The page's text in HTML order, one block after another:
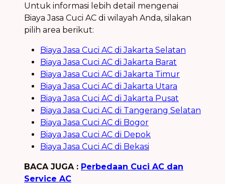
Untuk informasi lebih detail mengenai
Biaya Jasa Cuci AC di wilayah Anda, silakan
pilih area berikut:
Biaya Jasa Cuci AC di Jakarta Selatan
Biaya Jasa Cuci AC di Jakarta Barat
Biaya Jasa Cuci AC di Jakarta Timur
Biaya Jasa Cuci AC di Jakarta Utara
Biaya Jasa Cuci AC di Jakarta Pusat
Biaya Jasa Cuci AC di Tangerang Selatan
Biaya Jasa Cuci AC di Bogor
Biaya Jasa Cuci AC di Depok
Biaya Jasa Cuci AC di Bekasi
BACA JUGA : Perbedaan Cuci AC dan
Service AC